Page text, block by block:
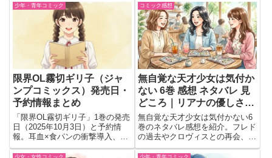
3人の会話形式でまとめていま
になる見どころをまとめました。
少年・青年コミック
限界OL霧切ギリ子（ジャ
ンプコミックス）発売日・
予約情報まとめ
「限界OL霧切ギリ子」1巻の発売
日（2025年10月3日）と予約情
報。耳血×食パンの衝撃導入、ギ
リ子の群像劇的日常とシュールギ
ャグの魅力をわかりやすく解説。
コミック感想
無自覚な天才少女は気付か
ない 6巻 感想 ネタバレ 見
どころ｜リアナの優しさと
新たな旅立ちが胸を打つ
無自覚な天才少女は気付かない6
巻のネタバレ感想を紹介。フレド
の過去やクロヴィスとの再会、琥
珀の成長、新たな旅立ちまで、印
象に残った場面を会話形式で振り
少女・女性コミック 少年・青年コミック